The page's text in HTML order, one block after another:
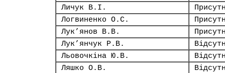
Личук В.І.
Логвиненко О.С.
Лук’янов В.В.
Лук’янчук Р.В.
Льовочкіна Ю.В.
Ляшко О.В.